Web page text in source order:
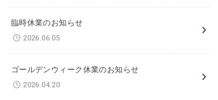
臨時休業のお知らせ
2026.06.05
ゴールデンウィーク休業のお知らせ
2026.04.20